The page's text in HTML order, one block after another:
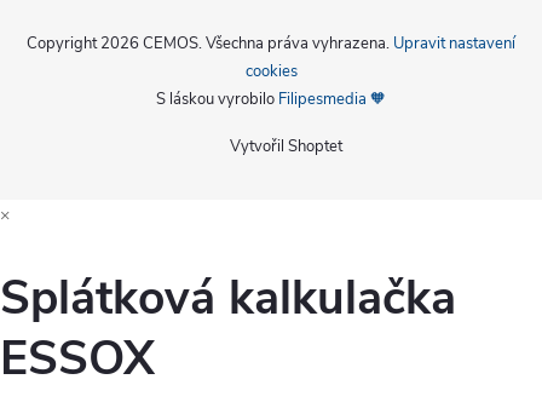
Vytvořil Shoptet
Copyright 2026 CEMOS. Všechna práva vyhrazena. Upravit nastavení
cookies
S láskou vyrobilo Filipesmedia 🧡
×
Splátková kalkulačka
ESSOX